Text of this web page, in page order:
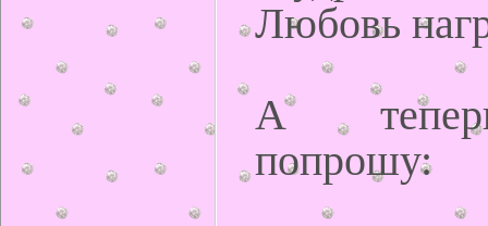
Любовь
А
попрошу: